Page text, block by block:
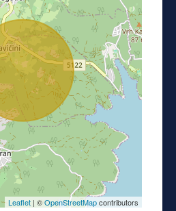
Leaflet | ©OpenStreetMapcontributors